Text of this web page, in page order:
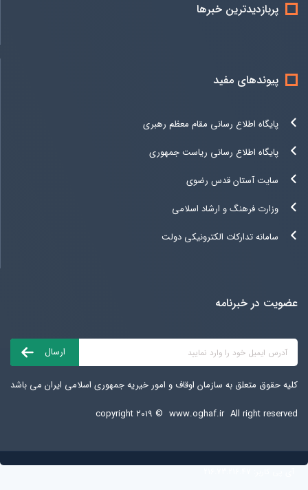
پربازدیدترین خبرها
پیوندهای مفید
پایگاه اطلاع رسانی مقام معظم رهبری
پایگاه اطلاع رسانی ریاست جمهوری
سایت آستان قدس رضوی
وزارت فرهنگ و ارشاد اسلامی
سامانه تدارکات الکترونیکی دولت
عضویت در خبرنامه
کلیه حقوق متعلق به سازمان اوقاف و امور خیریه جمهوری اسلامی ایران می باشد
copyright ۲۰۱۹ © www.oghaf.ir All right reserved